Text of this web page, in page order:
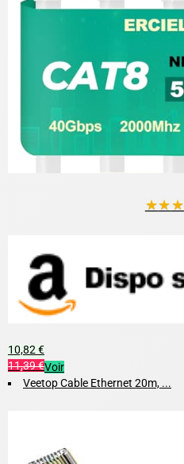
★★★
10,82 €
11,39 €Voir
Veetop Cable Ethernet 20m, ...